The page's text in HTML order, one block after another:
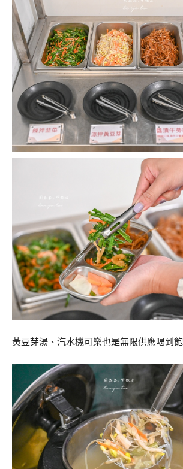
黃豆芽湯、汽水機可樂也是無限供應喝到飽